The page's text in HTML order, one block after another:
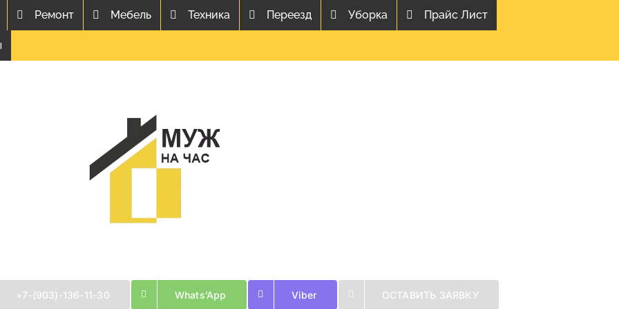
Ремонт Мебель Техника Переезд Уборка Прайс Лист
+7-(903)-136-11-30 Whats’App Viber ОСТАВИТЬ ЗАЯВКУ